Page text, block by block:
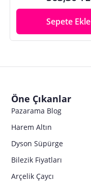
Sepete Ekle
Öne Çıkanlar
Pazarama Blog
Harem Altın
Dyson Süpürge
Bilezik Fiyatları
Arçelik Çaycı